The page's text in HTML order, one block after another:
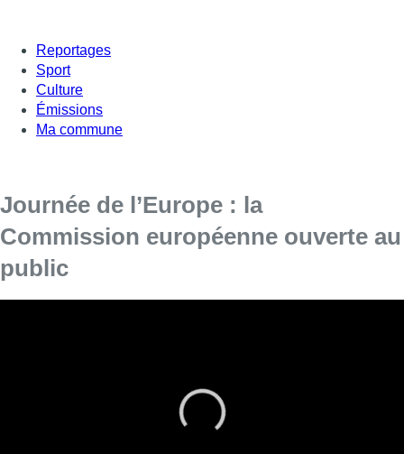
Reportages
Sport
Culture
Émissions
Ma commune
Journée de l’Europe : la
Commission européenne ouverte au
public
L’objectif : mieux comprendre le fonctionnement de l’Union
européenne, mais aussi rappeler son rôle dans un contexte